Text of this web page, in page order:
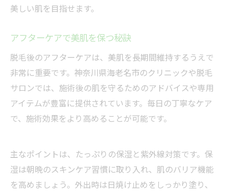
美しい肌を目指せます。
アフターケアで美肌を保つ秘訣
脱毛後のアフターケアは、美肌を長期間維持するうえで
非常に重要です。神奈川県海老名市のクリニックや脱毛
サロンでは、施術後の肌を守るためのアドバイスや専用
アイテムが豊富に提供されています。毎日の丁寧なケア
で、施術効果をより高めることが可能です。
主なポイントは、たっぷりの保湿と紫外線対策です。保
湿は朝晩のスキンケア習慣に取り入れ、肌のバリア機能
を高めましょう。外出時は日焼け止めをしっかり塗り、